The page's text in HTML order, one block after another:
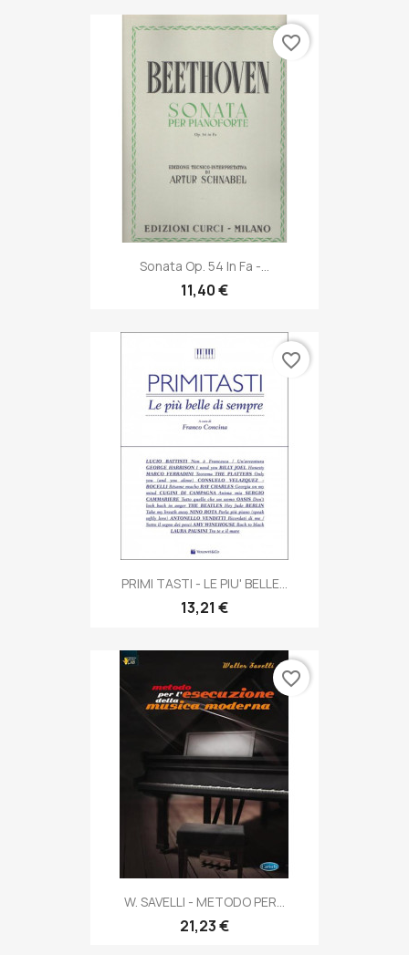
Sonata Op. 54 In Fa -...
11,40 €
favorite_border
PRIMI TASTI - LE PIU' BELLE...
13,21 €
favorite_border
W. SAVELLI - METODO PER...
21,23 €
favorite_border